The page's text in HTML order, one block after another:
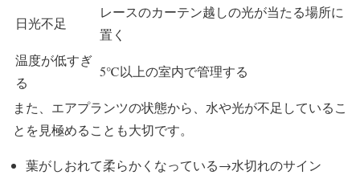
日光不足
レースのカーテン越しの光が当たる場所に
置く
温度が低すぎ
る
5℃以上の室内で管理する
また、エアプランツの状態から、水や光が不足しているこ
とを見極めることも大切です。
葉がしおれて柔らかくなっている→水切れのサイン